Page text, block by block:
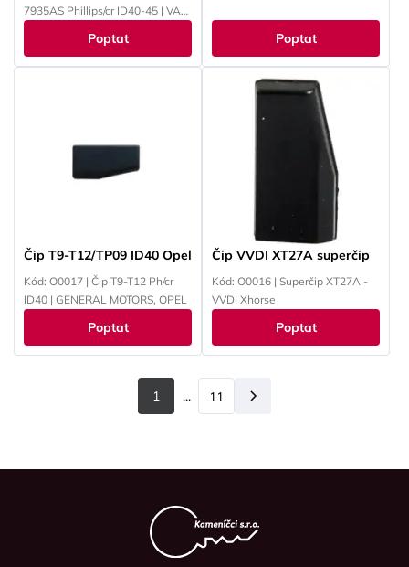
7935AS Phillips/cr ID40-45 | VAG
Poptat Poptat
Čip T9-T12/TP09 ID40 Opel
Kód: O0017 | Čip T9-T12 Ph/cr
ID40 | GENERAL MOTORS, OPEL
Poptat
Čip VVDI XT27A superčip
Kód: O0016 | Superčip XT27A -
VVDI Xhorse
Poptat
1 ... 11